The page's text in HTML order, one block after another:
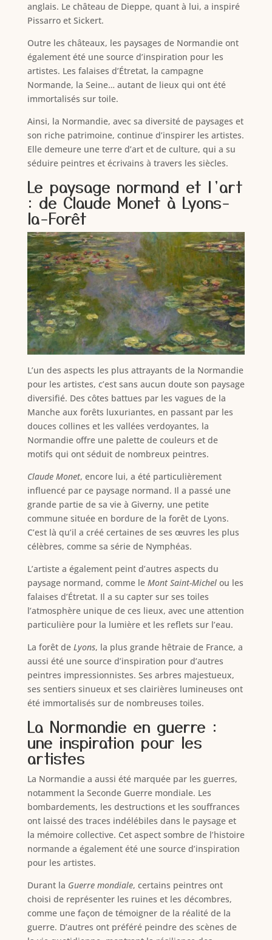
anglais. Le château de Dieppe, quant à lui, a inspiré
Pissarro et Sickert.
Outre les châteaux, les paysages de Normandie ont
également été une source d’inspiration pour les
artistes. Les falaises d’Étretat, la campagne
Normande, la Seine… autant de lieux qui ont été
immortalisés sur toile.
Ainsi, la Normandie, avec sa diversité de paysages et
son riche patrimoine, continue d’inspirer les artistes.
Elle demeure une terre d’art et de culture, qui a su
séduire peintres et écrivains à travers les siècles.
Le paysage normand et l’art
: de Claude Monet à Lyons-
la-Forêt
L’un des aspects les plus attrayants de la Normandie
pour les artistes, c’est sans aucun doute son paysage
diversifié. Des côtes battues par les vagues de la
Manche aux forêts luxuriantes, en passant par les
douces collines et les vallées verdoyantes, la
Normandie offre une palette de couleurs et de
motifs qui ont séduit de nombreux peintres.
Claude Monet, encore lui, a été particulièrement
influencé par ce paysage normand. Il a passé une
grande partie de sa vie à Giverny, une petite
commune située en bordure de la forêt de Lyons.
C’est là qu’il a créé certaines de ses œuvres les plus
célèbres, comme sa série de Nymphéas.
L’artiste a également peint d’autres aspects du
paysage normand, comme le Mont Saint-Michelou les
falaises d’Étretat. Il a su capter sur ses toiles
l’atmosphère unique de ces lieux, avec une attention
particulière pour la lumière et les reflets sur l’eau.
La forêt de Lyons, la plus grande hêtraie de France, a
aussi été une source d’inspiration pour d’autres
peintres impressionnistes. Ses arbres majestueux,
ses sentiers sinueux et ses clairières lumineuses ont
été immortalisés sur de nombreuses toiles.
La Normandie en guerre :
une inspiration pour les
artistes
La Normandie a aussi été marquée par les guerres,
notamment la Seconde Guerre mondiale. Les
bombardements, les destructions et les souffrances
ont laissé des traces indélébiles dans le paysage et
la mémoire collective. Cet aspect sombre de l’histoire
normande a également été une source d’inspiration
pour les artistes.
Durant la Guerre mondiale, certains peintres ont
choisi de représenter les ruines et les décombres,
comme une façon de témoigner de la réalité de la
guerre. D’autres ont préféré peindre des scènes de